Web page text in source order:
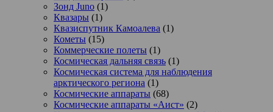
Зонд Juno (1)
Квазары (1)
Квазиспутник Камоалева (1)
Кометы (15)
Коммерческие полеты (1)
Космическая дальняя связь (1)
Космическая система для наблюдения
арктического региона (1)
Космические аппараты (68)
Космические аппараты «Аист» (2)